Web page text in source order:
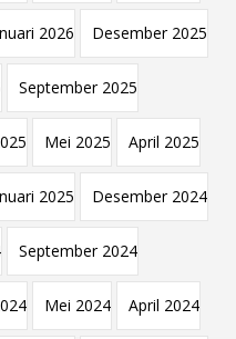
2026 Desember 2025
September 2025
Mei 2025 April 2025
2025 Desember 2024
September 2024
Mei 2024 April 2024